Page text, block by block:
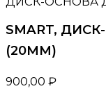
SMART,
(20ММ)
900,00 ₽